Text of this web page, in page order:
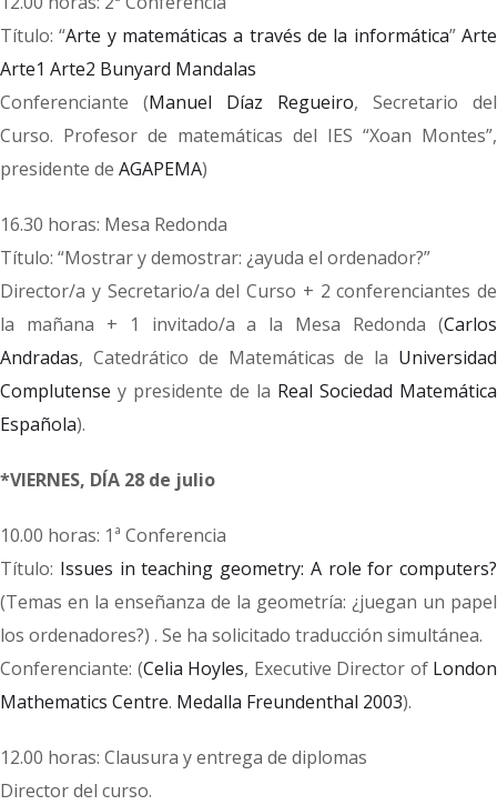
Título: “Arte y matemáticas a través de la informática”Arte
Arte1 Arte2 Bunyard Mandalas
Conferenciante (Manuel Díaz Regueiro, Secretario del
Curso. Profesor de matemáticas del IES “Xoan Montes”,
presidente de AGAPEMA)
16.30 horas: Mesa Redonda
Título: “Mostrar y demostrar: ¿ayuda el ordenador?”
Director/a y Secretario/a del Curso + 2 conferenciantes de
la mañana + 1 invitado/a a la Mesa Redonda (Carlos
Andradas, Catedrático de Matemáticas de la Universidad
Complutense y presidente de la Real Sociedad Matemática
Española).
*VIERNES, DÍA 28 de julio
10.00 horas: 1ª Conferencia
Título: Issues in teaching geometry: A role for computers?
(Temas en la enseñanza de la geometría: ¿juegan un papel
los ordenadores?) . Se ha solicitado traducción simultánea.
Conferenciante: (Celia Hoyles, Executive Director of London
Mathematics Centre. Medalla Freundenthal 2003).
12.00 horas: Clausura y entrega de diplomas
Director del curso.